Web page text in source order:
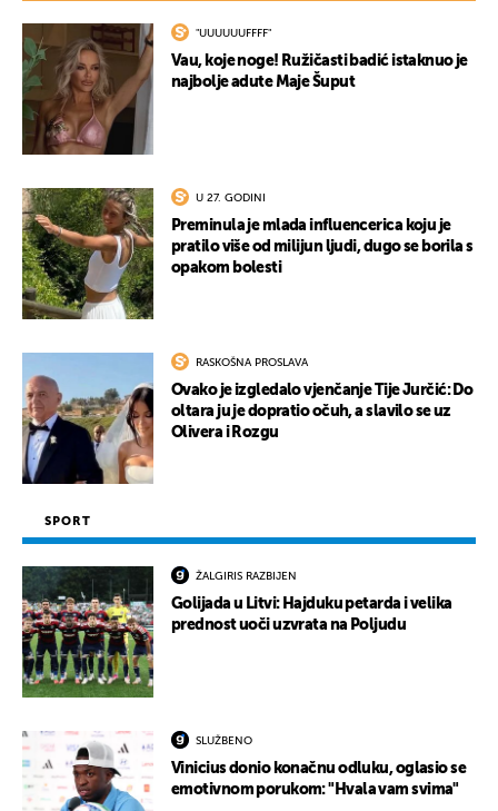
"UUUUUUFFFF"
Vau, koje noge! Ružičasti badić istaknuo je
najbolje adute Maje Šuput
U 27. GODINI
Preminula je mlada influencerica koju je
pratilo više od milijun ljudi, dugo se borila s
opakom bolesti
RASKOŠNA PROSLAVA
Ovako je izgledalo vjenčanje Tije Jurčić: Do
oltara ju je dopratio očuh, a slavilo se uz
Olivera i Rozgu
SPORT
ŽALGIRIS RAZBIJEN
Golijada u Litvi: Hajduku petarda i velika
prednost uoči uzvrata na Poljudu
SLUŽBENO
Vinicius donio konačnu odluku, oglasio se
emotivnom porukom: "Hvala vam svima"